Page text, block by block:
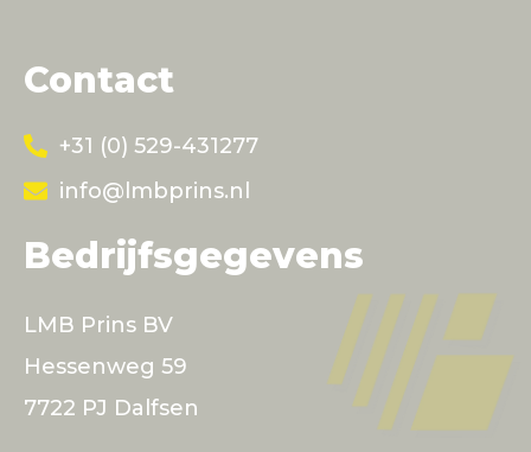
Contact
+31 (0) 529-431277
info@lmbprins.nl
Bedrijfsgegevens
LMB Prins BV
Hessenweg 59
7722 PJ Dalfsen